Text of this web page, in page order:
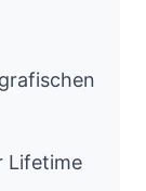
Lifetime